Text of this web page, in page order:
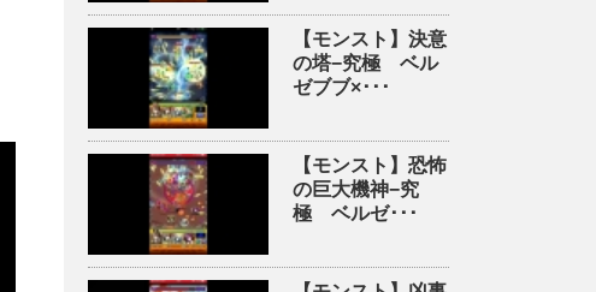
【モンスト】決意
の塔−究極 ベル
ゼブブ×･･･
【モンスト】恐怖
の巨大機神−究
極 ベルゼ･･･